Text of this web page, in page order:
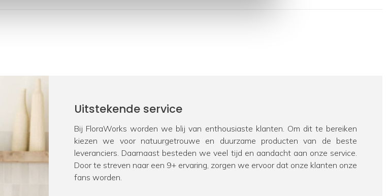
Uitstekende service
Bij FloraWorks worden we blij van enthousiaste klanten. Om dit te bereiken
kiezen we voor natuurgetrouwe en duurzame producten van de beste
leveranciers. Daarnaast besteden we veel tijd en aandacht aan onze service.
Door te streven naar een 9+ ervaring, zorgen we ervoor dat onze klanten onze
fans worden.